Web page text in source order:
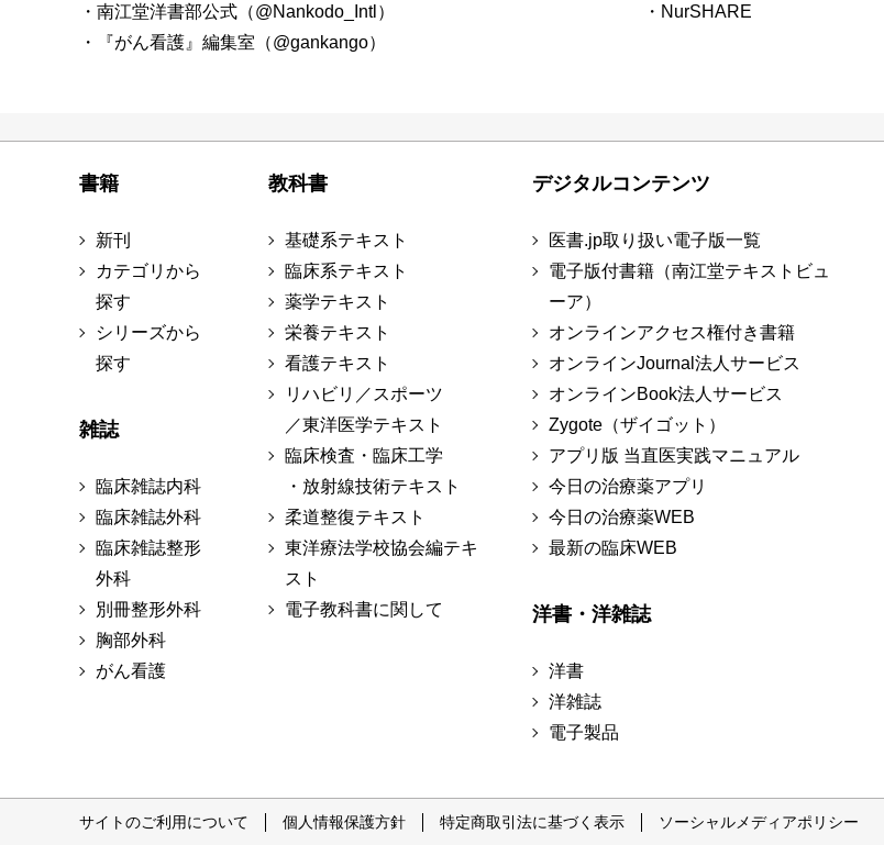
・南江堂洋書部公式（@Nankodo_Intl）
・『がん看護』編集室（@gankango）
・NurSHARE
書籍
新刊
カテゴリから
探す
シリーズから
探す
雑誌
臨床雑誌内科
臨床雑誌外科
臨床雑誌整形
外科
別冊整形外科
胸部外科
がん看護
教科書
基礎系テキスト
臨床系テキスト
薬学テキスト
栄養テキスト
看護テキスト
リハビリ／スポーツ
／東洋医学テキスト
臨床検査・臨床工学
・放射線技術テキスト
柔道整復テキスト
東洋療法学校協会編テキ
スト
電子教科書に関して
デジタルコンテンツ
医書.jp取り扱い電子版一覧
電子版付書籍（南江堂テキストビュ
ーア）
オンラインアクセス権付き書籍
オンラインJournal法人サービス
オンラインBook法人サービス
Zygote（ザイゴット）
アプリ版 当直医実践マニュアル
今日の治療薬アプリ
今日の治療薬WEB
最新の臨床WEB
洋書・洋雑誌
洋書
洋雑誌
電子製品
サイトのご利用について 個人情報保護方針 特定商取引法に基づく表示 ソーシャルメディアポリシー